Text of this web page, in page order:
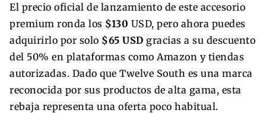
El precio oficial de lanzamiento de este accesorio
premium ronda los $130 USD, pero ahora puedes
adquirirlo por solo $65 USD gracias a su descuento
del 50% en plataformas como Amazon y tiendas
autorizadas. Dado que Twelve South es una marca
reconocida por sus productos de alta gama, esta
rebaja representa una oferta poco habitual.